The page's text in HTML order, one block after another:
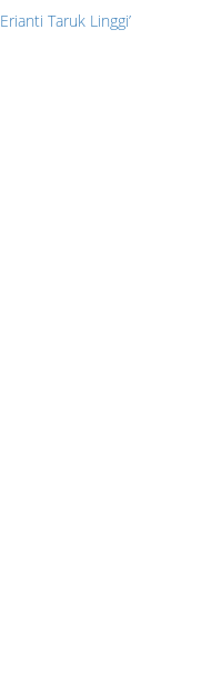
Erianti Taruk Linggi’